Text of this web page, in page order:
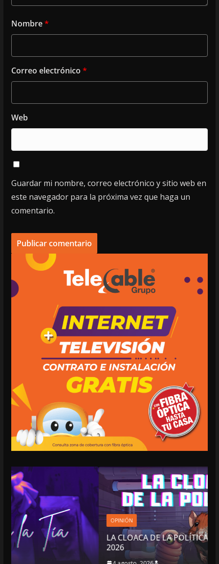
Nombre*
Correo electrónico *
Web
Guardar mi nombre, correo electrónico y sitio web en
este navegador para la próxima vez que haga un
comentario.
OPINIÓN
LA CLOACA DE LA POLÍTICA | 4 DE AGOSTO DE
2026